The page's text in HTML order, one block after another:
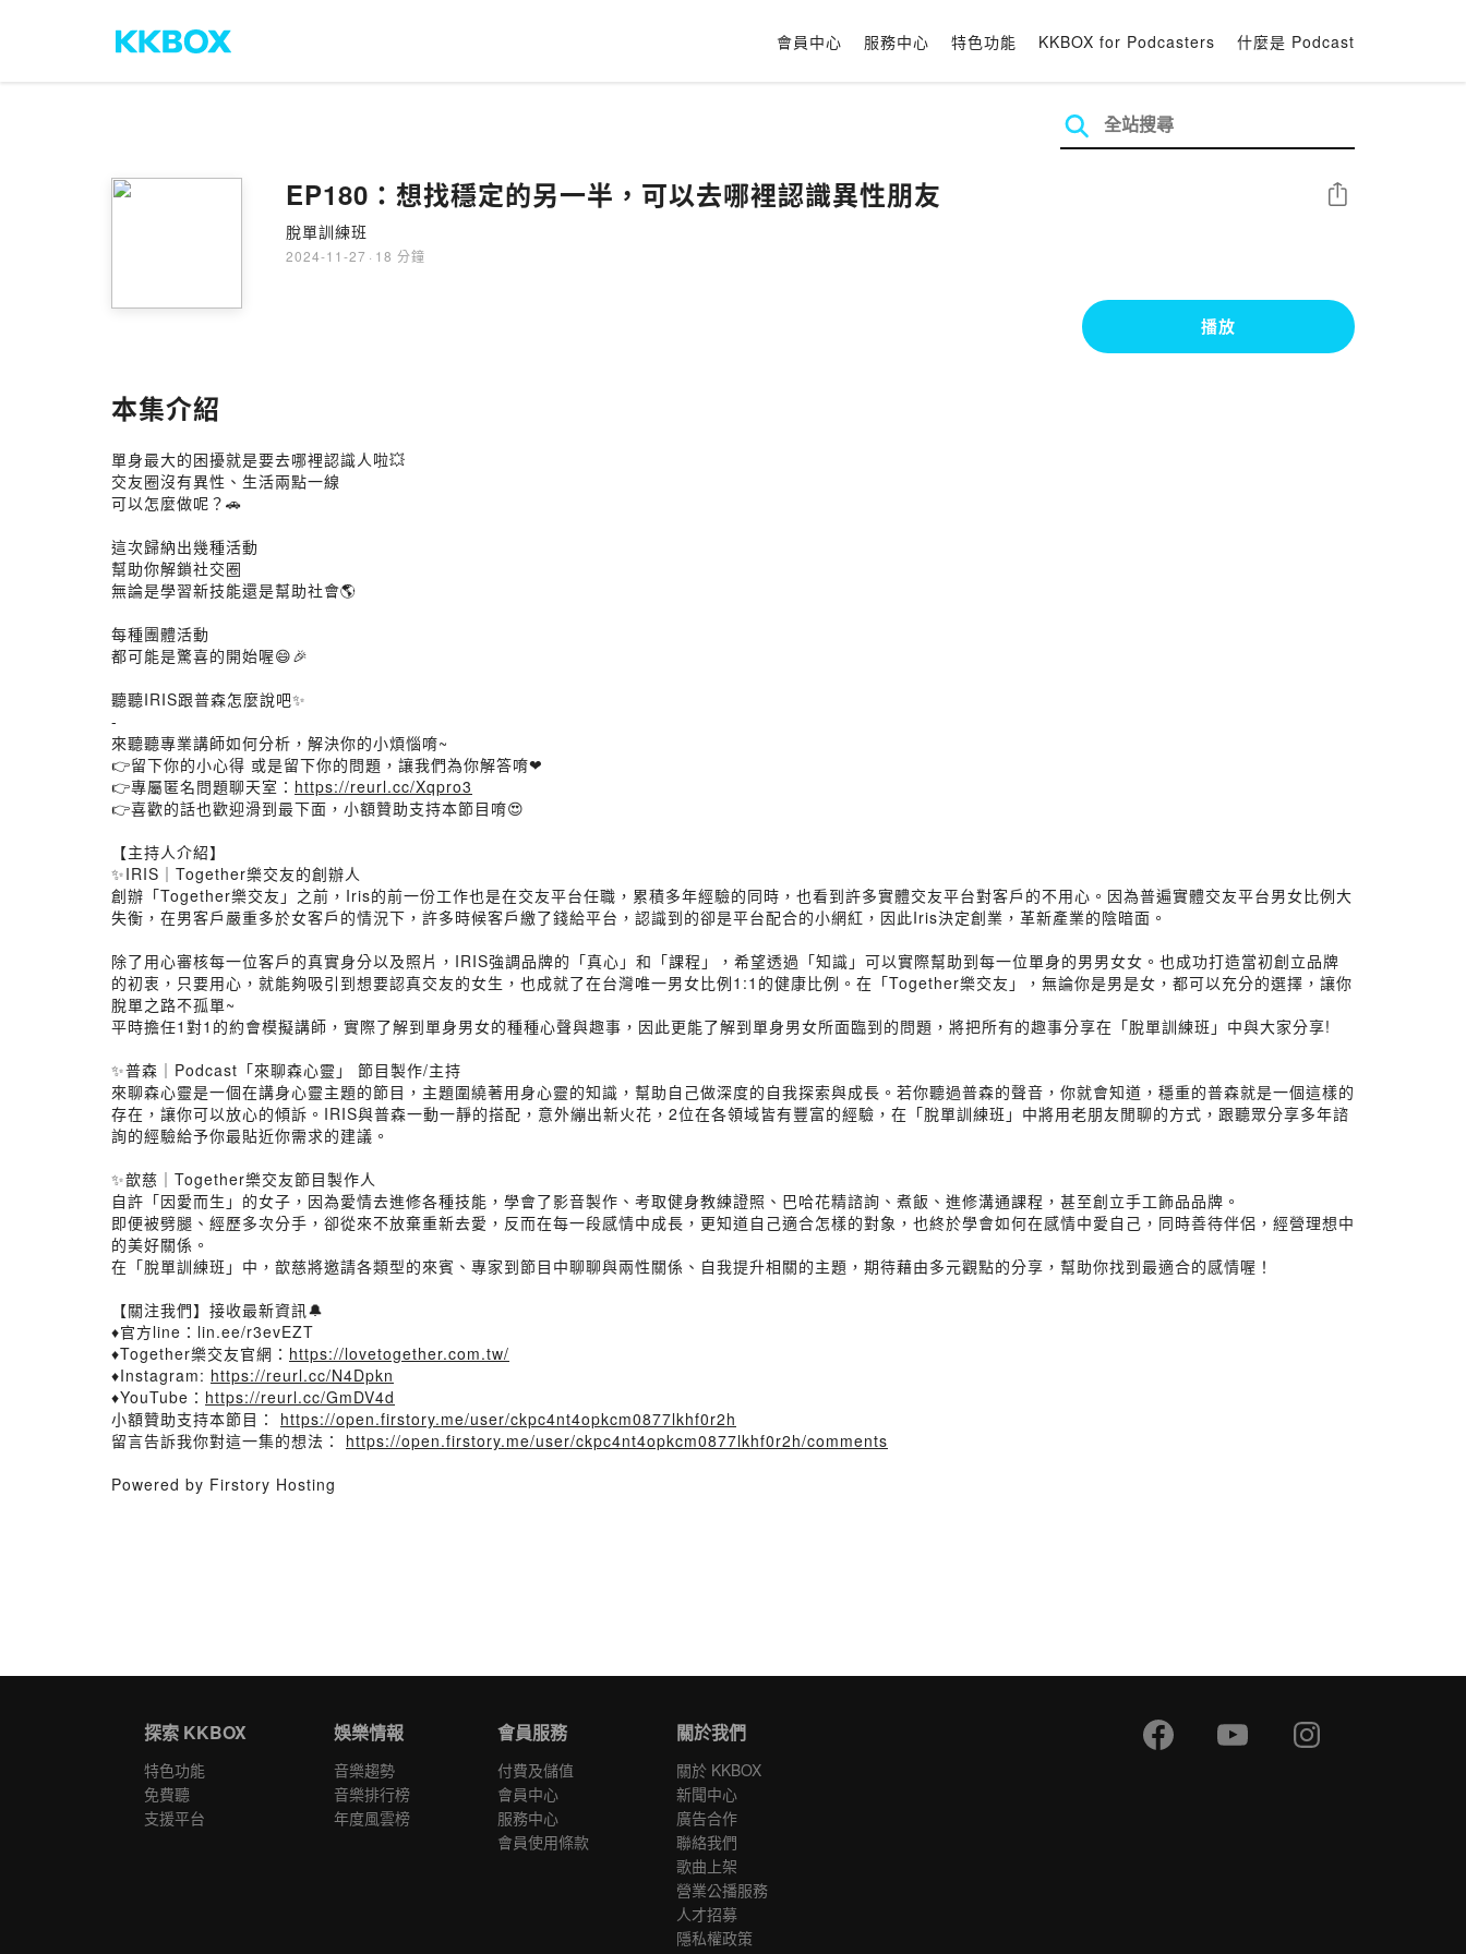
會員中心 服務中心 特色功能 KKBOX for Podcasters 什麼是 Podcast
EP180：想找穩定的另一半，可以去哪裡認識異性朋友
脫單訓練班
2024-11-27 · 18 分鐘
分享
播放
本集介紹
單身最大的困擾就是要去哪裡認識人啦💥
交友圈沒有異性、生活兩點一線
可以怎麼做呢？🚗
這次歸納出幾種活動
幫助你解鎖社交圈
無論是學習新技能還是幫助社會🌎
每種團體活動
都可能是驚喜的開始喔😄🎉
聽聽IRIS跟普森怎麼說吧✨
-
來聽聽專業講師如何分析，解決你的小煩惱唷~
👉留下你的小心得 或是留下你的問題，讓我們為你解答唷❤
👉專屬匿名問題聊天室： https://reurl.cc/Xqpro3
👉喜歡的話也歡迎滑到最下面，小額贊助支持本節目唷😍
【主持人介紹】
✨IRIS｜Together樂交友的創辦人
創辦「Together樂交友」之前，Iris的前一份工作也是在交友平台任職，累積多年經驗的同時，也看到許多實體交友平台對客戶的不用心。因為普遍實體交友平台男女比例大
失衡，在男客戶嚴重多於女客戶的情況下，許多時候客戶繳了錢給平台，認識到的卻是平台配合的小網紅，因此Iris決定創業，革新產業的陰暗面。
除了用心審核每一位客戶的真實身分以及照片，IRIS強調品牌的「真心」和「課程」，希望透過「知識」可以實際幫助到每一位單身的男男女女。也成功打造當初創立品牌
的初衷，只要用心，就能夠吸引到想要認真交友的女生，也成就了在台灣唯一男女比例1:1的健康比例。在「Together樂交友」，無論你是男是女，都可以充分的選擇，讓你
脫單之路不孤單~
平時擔任1對1的約會模擬講師，實際了解到單身男女的種種心聲與趣事，因此更能了解到單身男女所面臨到的問題，將把所有的趣事分享在「脫單訓練班」中與大家分享!
✨普森｜Podcast「來聊森心靈」 節目製作/主持
來聊森心靈是一個在講身心靈主題的節目，主題圍繞著用身心靈的知識，幫助自己做深度的自我探索與成長。若你聽過普森的聲音，你就會知道，穩重的普森就是一個這樣的
存在，讓你可以放心的傾訴。IRIS與普森一動一靜的搭配，意外繃出新火花，2位在各領域皆有豐富的經驗，在「脫單訓練班」中將用老朋友閒聊的方式，跟聽眾分享多年諮
詢的經驗給予你最貼近你需求的建議。
✨歆慈｜Together樂交友節目製作人
自許「因愛而生」的女子，因為愛情去進修各種技能，學會了影音製作、考取健身教練證照、巴哈花精諮詢、煮飯、進修溝通課程，甚至創立手工飾品品牌。
即便被劈腿、經歷多次分手，卻從來不放棄重新去愛，反而在每一段感情中成長，更知道自己適合怎樣的對象，也終於學會如何在感情中愛自己，同時善待伴侶，經營理想中
的美好關係。
在「脫單訓練班」中，歆慈將邀請各類型的來賓、專家到節目中聊聊與兩性關係、自我提升相關的主題，期待藉由多元觀點的分享，幫助你找到最適合的感情喔！
【關注我們】接收最新資訊🔔
♦官方line：lin.ee/r3evEZT
♦Together樂交友官網： https://lovetogether.com.tw/
♦Instagram: https://reurl.cc/N4Dpkn
♦YouTube： https://reurl.cc/GmDV4d
小額贊助支持本節目： https://open.firstory.me/user/ckpc4nt4opkcm0877lkhf0r2h
留言告訴我你對這一集的想法： https://open.firstory.me/user/ckpc4nt4opkcm0877lkhf0r2h/comments
Powered by Firstory Hosting
探索 KKBOX
特色功能
免費聽
支援平台
娛樂情報
音樂趨勢
音樂排行榜
年度風雲榜
會員服務
付費及儲值
會員中心
服務中心
會員使用條款
關於我們
關於 KKBOX
新聞中心
廣告合作
聯絡我們
歌曲上架
營業公播服務
人才招募
隱私權政策